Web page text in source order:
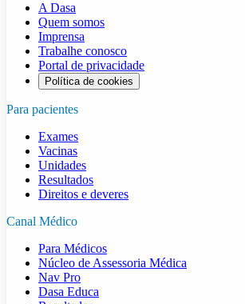
A Dasa
Quem somos
Imprensa
Trabalhe conosco
Portal de privacidade
Política de cookies
Para pacientes
Exames
Vacinas
Unidades
Resultados
Direitos e deveres
Canal Médico
Para Médicos
Núcleo de Assessoria Médica
Nav Pro
Dasa Educa